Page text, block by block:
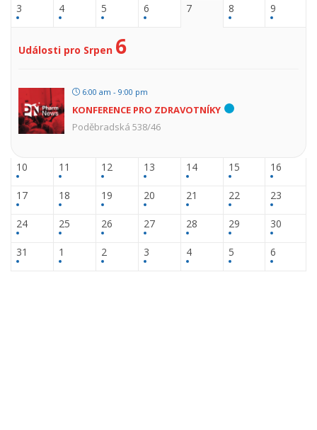
3 4 5 6 7 8 9
Události pro Srpen 6
6:00 am - 9:00 pm
KONFERENCE PRO ZDRAVOTNÍKY
Poděbradská 538/46
10 11 12 13 14 15 16
17 18 19 20 21 22 23
24 25 26 27 28 29 30
31 1 2 3 4 5 6